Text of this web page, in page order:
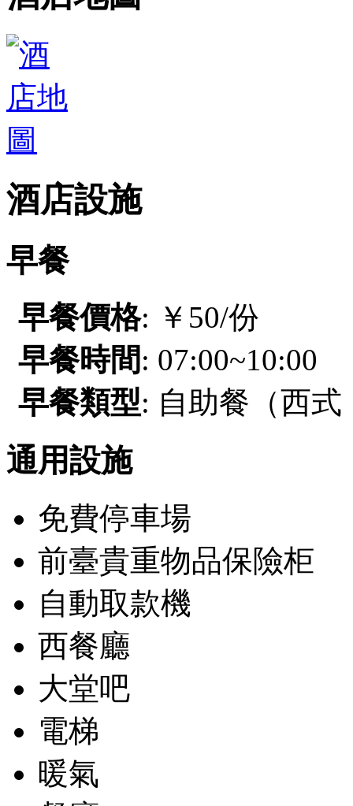
酒店設施
早餐
早餐價格: ￥50/份
早餐時間: 07:00~10:00
早餐類型: 自助餐（西式
通用設施
免費停車場
前臺貴重物品保險柜
自動取款機
西餐廳
大堂吧
電梯
暖氣